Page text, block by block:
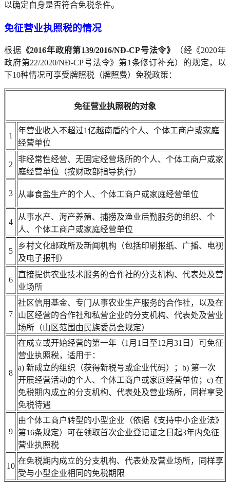
以确定自身是否符合免税条件。
免征营业执照税的情况
根据 《2016年政府第139/2016/NĐ-CP号法令》
（经《2020年
政府第22/2020/NĐ-CP号法令》第1条修订补充）的规定，以
下10种情况可享受牌照税（牌照费）免税政策：
免征营业执照税的对象
1
年营业收入不超过1亿越南盾的个人、个体工商户或家庭
经营单位
2
非经常性经营、无固定经营场所的个人、个体工商户或家
庭经营单位（按财政部指导执行）
3 从事食盐生产的个人、个体工商户或家庭经营单位
4
从事水产、海产养殖、捕捞及渔业后勤服务的组织、个
人、个体工商户或家庭经营单位
5
乡村文化邮政所及新闻机构（包括印刷报纸、广播、电视
及电子报刊）
6
直接提供农业技术服务的合作社的分支机构、代表处及营
业场所
7
社区信用基金、专门从事农业生产服务的合作社，以及在
山区经营的合作社和私营企业的分支机构、代表处及营业
场所（山区范围由民族委员会规定）
8
在成立或开始经营的第一年（1月1日至12月31日）可免征
营业执照税，适用于：
a) 新成立的组织（获得新税号或企业代码）；b) 第一次
开展经营活动的个人、个体工商户或家庭经营单位；c) 在
免税期内成立的分支机构、代表处及营业场所，同样享受
免税待遇
9
由个体工商户转型的小型企业（依据《支持中小企业法》
第16条规定）可在领取首次企业登记证之日起3年内免征
营业执照税
10
在免税期内成立的分支机构、代表处及营业场所，同样享
受与小型企业相同的免税期限